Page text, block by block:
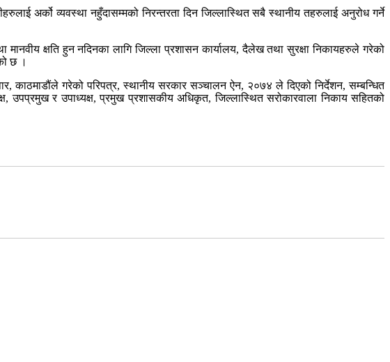
अर्को व्यवस्था नहुँदासम्मको निरन्तरता दिन जिल्लास्थित सबै स्थानीय तहरुलाई अनुरोध गर्ने
मानवीय क्षति हुन नदिनका लागि जिल्ला प्रशासन कार्यालय, दैलेख तथा सुरक्षा निकायहरुले गरेको
छ ।
काठमाडौंले गरेको परिपत्र, स्थानीय सरकार सञ्चालन ऐन, २०७४ ले दिएको निर्देशन, सम्बन्धित
उपप्रमुख र उपाध्यक्ष, प्रमुख प्रशासकीय अधिकृत, जिल्लास्थित सरोकारवाला निकाय सहितको